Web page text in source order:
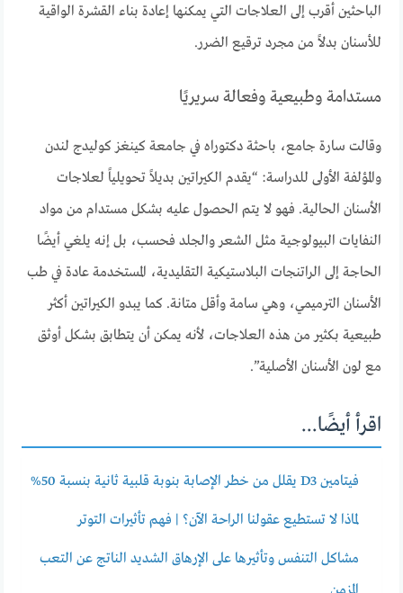
الباحثين أقرب إلى العلاجات التي يمكنها إعادة بناء القشرة الواقية
للأسنان بدلاً من مجرد ترقيع الضرر.
مستدامة وطبيعية وفعالة سريريًا
وقالت سارة جامع، باحثة دكتوراه في جامعة كينغز كوليدج لندن
والمؤلفة الأولى للدراسة: “يقدم الكيراتين بديلاً تحويلياً لعلاجات
الأسنان الحالية. فهو لا يتم الحصول عليه بشكل مستدام من مواد
النفايات البيولوجية مثل الشعر والجلد فحسب، بل إنه يلغي أيضًا
الحاجة إلى الراتنجات البلاستيكية التقليدية، المستخدمة عادة في طب
الأسنان الترميمي، وهي سامة وأقل متانة. كما يبدو الكيراتين أكثر
طبيعية بكثير من هذه العلاجات، لأنه يمكن أن يتطابق بشكل أوثق
مع لون الأسنان الأصلية”.
اقرأ أيضًا...
فيتامين D3 يقلل من خطر الإصابة بنوبة قلبية ثانية بنسبة 50%
لماذا لا تستطيع عقولنا الراحة الآن؟ | فهم تأثيرات التوتر
مشاكل التنفس وتأثيرها على الإرهاق الشديد الناتج عن التعب